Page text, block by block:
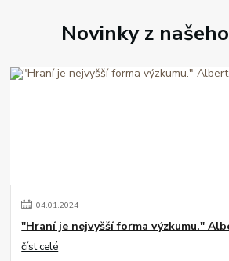
Novinky z
04.01.2024
"Hraní je nejvyšší forma výzkumu."
číst celé